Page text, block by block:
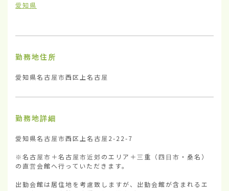
愛知県
勤務地住所
愛知県名古屋市西区上名古屋
勤務地詳細
愛知県名古屋市西区上名古屋2-22-7
※名古屋市＋名古屋市近郊のエリア＋三重（四日市・桑名）
の直営会館へ行っていただきます。
出勤会館は居住地を考慮致しますが、出勤会館が含まれるエ